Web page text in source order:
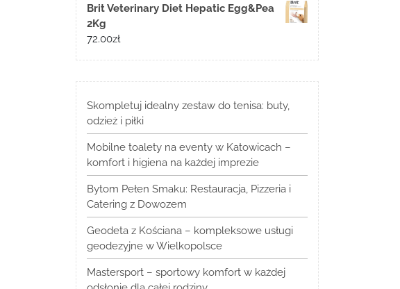
Brit Veterinary Diet Hepatic Egg&Pea
2Kg
72.00zł
Skompletuj idealny zestaw do tenisa: buty,
odzież i piłki
Mobilne toalety na eventy w Katowicach –
komfort i higiena na każdej imprezie
Bytom Pełen Smaku: Restauracja, Pizzeria i
Catering z Dowozem
Geodeta z Kościana – kompleksowe usługi
geodezyjne w Wielkopolsce
Mastersport – sportowy komfort w każdej